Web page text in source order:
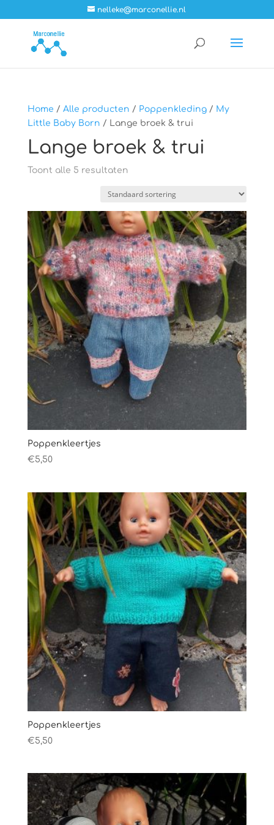
nelleke@marconellie.nl
Home / Alle producten / Poppenkleding/ My
Little Baby Born / Lange broek & trui
Lange broek & trui
Toont alle 5 resultaten
Poppenkleertjes
€5,50
Poppenkleertjes
€5,50